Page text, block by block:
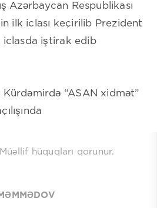
Azərbaycan Respublikası
ilk iclası keçirilib Prezident
iclasda iştirak edib
Kürdəmirdə “ASAN xidmət”
hüquqları qorunur.